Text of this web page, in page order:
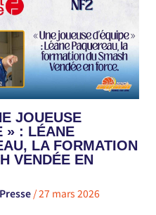
JOUEUSE
» : LÉANE
LA FORMATION
VENDÉE EN
Presse /27 mars 2026